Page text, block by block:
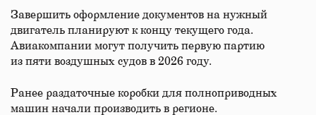
Завершить оформление документов на нужный
двигатель планируют к концу текущего года.
Авиакомпании могут получить первую партию
из пяти воздушных судов в 2026 году.
Ранее раздаточные коробки для полноприводных
машин начали производить в регионе.